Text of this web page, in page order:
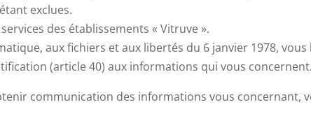
exclues.
des établissements « Vitruve ».
aux fichiers et aux libertés du 6 janvier 1978,
(article 40) aux informations qui vous concernent.
communication des informations vous concernant,